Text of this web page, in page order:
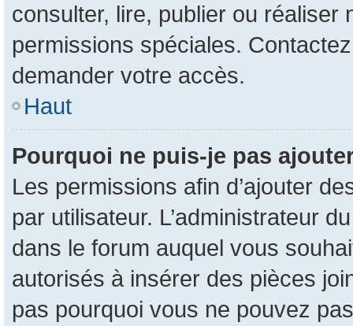
consulter, lire, publier ou réaliser
permissions spéciales.
demander votre accès.
Haut
Pourquoi ne puis-je pas
Les permissions afin d’ajouter
par utilisateur. L’administrateur
dans le forum auquel vous
autorisés à insérer des pièces
pas pourquoi vous ne pouvez